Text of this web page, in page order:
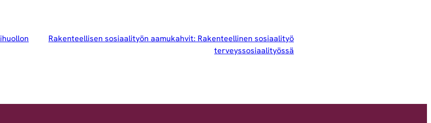
Rakenteellisen sosiaalityön aamukahvit: Rakenteellinen sosiaalityö
terveyssosiaalityössä​